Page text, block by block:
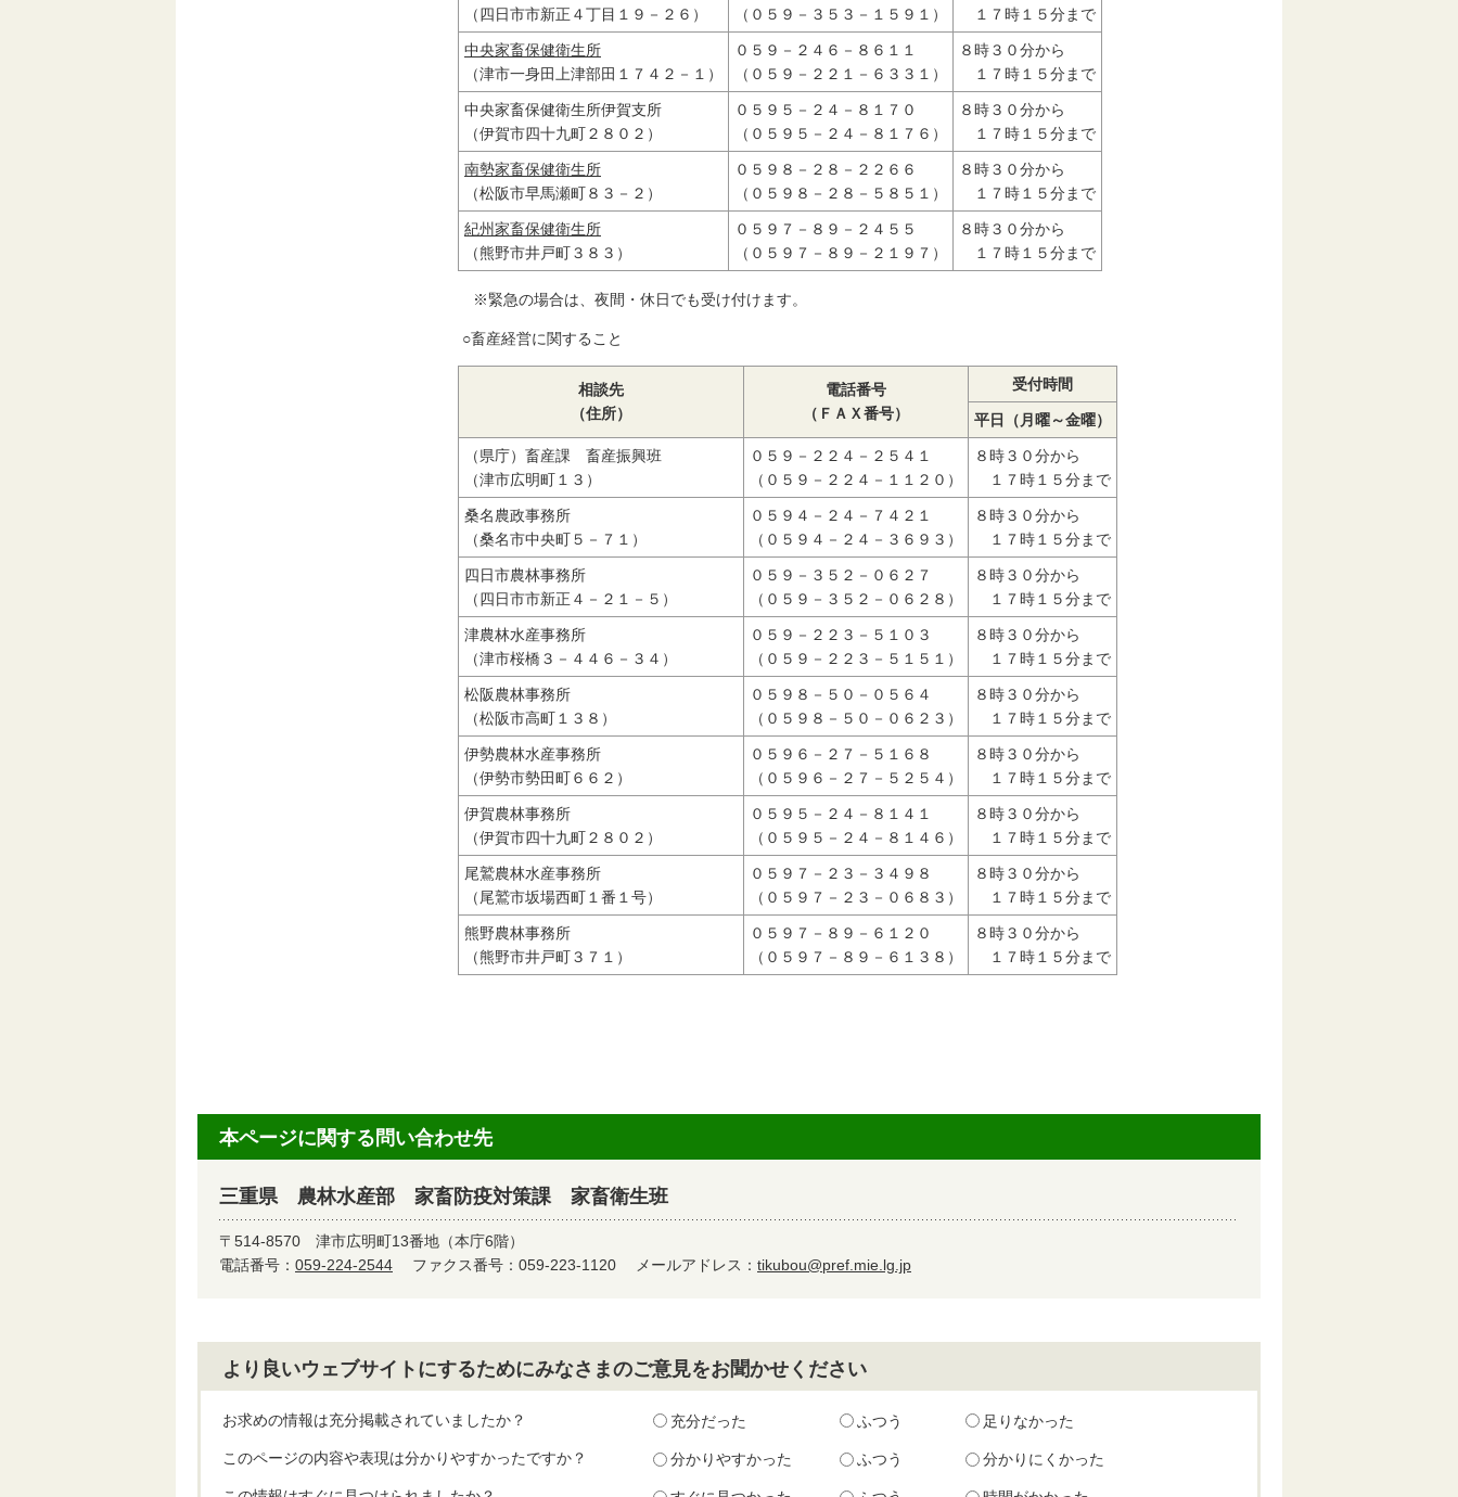
（四日市市新正４丁目１９－２６）
（０５９－３５３－１５９１）
１７時１５分まで
中央家畜保健衛生所
（津市一身田上津部田１７４２－１）
０５９－２４６－８６１１
（０５９－２２１－６３３１）
８時３０分から
１７時１５分まで
中央家畜保健衛生所伊賀支所
（伊賀市四十九町２８０２）
０５９５－２４－８１７０
（０５９５－２４－８１７６）
８時３０分から
１７時１５分まで
南勢家畜保健衛生所
（松阪市早馬瀬町８３－２）
０５９８－２８－２２６６
（０５９８－２８－５８５１）
８時３０分から
１７時１５分まで
紀州家畜保健衛生所
（熊野市井戸町３８３）
０５９７－８９－２４５５
（０５９７－８９－２１９７）
８時３０分から
１７時１５分まで
※緊急の場合は、夜間・休日でも受け付けます。
○畜産経営に関すること
相談先
（住所）
電話番号
（ＦＡＸ番号）
受付時間
平日（月曜～金曜）
（県庁）畜産課 畜産振興班
（津市広明町１３）
０５９－２２４－２５４１
（０５９－２２４－１１２０）
８時３０分から
１７時１５分まで
桑名農政事務所
（桑名市中央町５－７１）
０５９４－２４－７４２１
（０５９４－２４－３６９３）
８時３０分から
１７時１５分まで
四日市農林事務所
（四日市市新正４－２１－５）
０５９－３５２－０６２７
（０５９－３５２－０６２８）
８時３０分から
１７時１５分まで
津農林水産事務所
（津市桜橋３－４４６－３４）
０５９－２２３－５１０３
（０５９－２２３－５１５１）
８時３０分から
１７時１５分まで
松阪農林事務所
（松阪市高町１３８）
０５９８－５０－０５６４
（０５９８－５０－０６２３）
８時３０分から
１７時１５分まで
伊勢農林水産事務所
（伊勢市勢田町６６２）
０５９６－２７－５１６８
（０５９６－２７－５２５４）
８時３０分から
１７時１５分まで
伊賀農林事務所
（伊賀市四十九町２８０２）
０５９５－２４－８１４１
（０５９５－２４－８１４６）
８時３０分から
１７時１５分まで
尾鷲農林水産事務所
（尾鷲市坂場西町１番１号）
０５９７－２３－３４９８
（０５９７－２３－０６８３）
８時３０分から
１７時１５分まで
熊野農林事務所
（熊野市井戸町３７１）
０５９７－８９－６１２０
（０５９７－８９－６１３８）
８時３０分から
１７時１５分まで
本ページに関する問い合わせ先
三重県 農林水産部 家畜防疫対策課 家畜衛生班
〒514-8570 津市広明町13番地（本庁6階）
電話番号： 059-224-2544 ファクス番号：059-223-1120 メールアドレス： tikubou@pref.mie.lg.jp
より良いウェブサイトにするためにみなさまのご意見をお聞かせください
お求めの情報は充分掲載されていましたか？ 充分だった ふつう 足りなかった
このページの内容や表現は分かりやすかったですか？ 分かりやすかった ふつう 分かりにくかった